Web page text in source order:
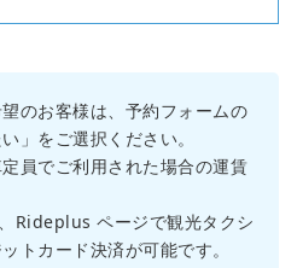
のお客様は、予約フォームの
」をご選択ください。
員でご利用された場合の運賃
Rideplus ページで観光タクシ
トカード決済が可能です。